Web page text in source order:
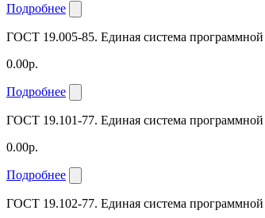
Подробнее
ГОСТ 19.005-85. Единая система
0.00р.
Подробнее
ГОСТ 19.101-77. Единая система
0.00р.
Подробнее
ГОСТ 19.102-77. Единая система